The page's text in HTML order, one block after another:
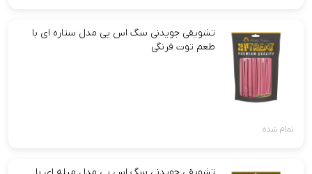
تشویقی جویدنی سگ اس پی مدل ستاره ای با
طعم توت فرنگی
تمام شده